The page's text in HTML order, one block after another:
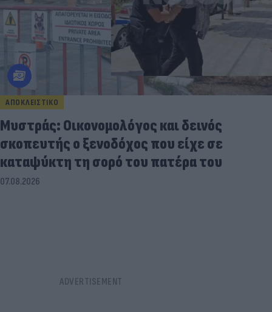
ΑΠΟΚΛΕΙΣΤΙΚΟ
Μυστράς: Οικονομολόγος και δεινός
σκοπευτής ο ξενοδόχος που είχε σε
καταψύκτη τη σορό του πατέρα του
07.08.2026